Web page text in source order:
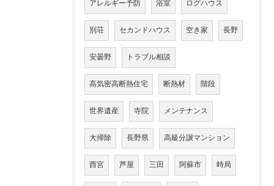
アレルギー予防 浴室 ログハウス
別荘 セカンドハウス 空き家 長野
安曇野 トラブル相談
高気密高断熱住宅 断熱材 階段
世界遺産 寺院 メンテナンス
大掃除 長野県 高級分譲マンション
西宮 芦屋 三田 阿蘇市 時局